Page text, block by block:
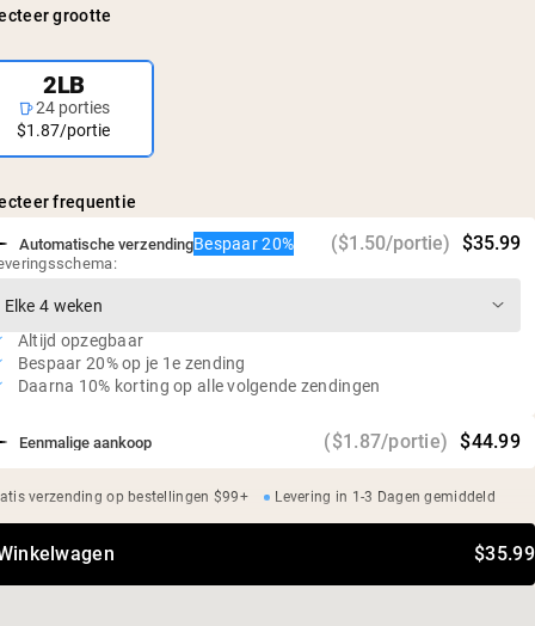
Geen rBGH of rBST
Glutenvrij, sojavrij, GMO-vrij
Geen kunstmatige zoetstoffen, smaken of kleurstoffen
grootte
2LB
24 porties
$1.87/portie
frequentie
Eenmalige aankoop ($1.87/portie) $44.99
Automatische verzendingBespaar 20% ($1.50/portie) $35.99
Altijd opzegbaar
Bespaar 20% op je 1e zending
Daarna 10% korting op alle volgende zendingen
verzending op bestellingen $99+ Levering in 1-3 Dagen gemiddeld
$35.99